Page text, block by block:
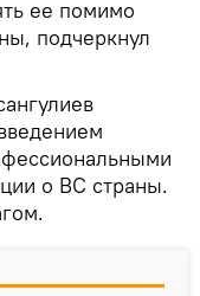
ее помимо
подчеркнул
о ВС страны.